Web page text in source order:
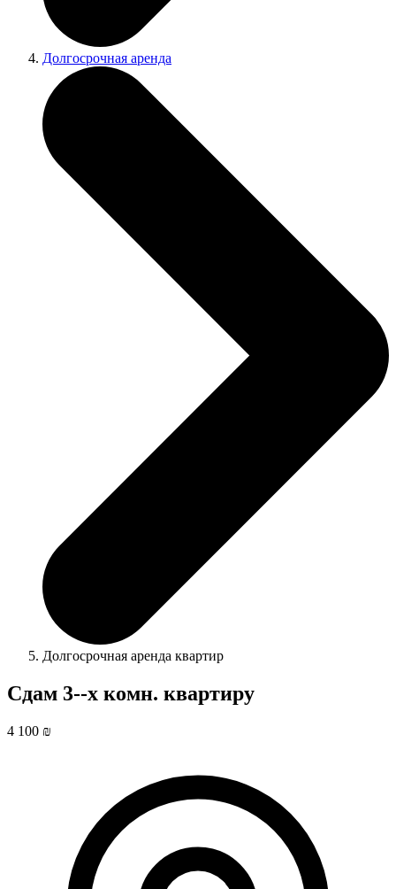
Долгосрочная аренда
Долгосрочная аренда квартир
Cдам 3--х комн. квартиру
4 100 ₪